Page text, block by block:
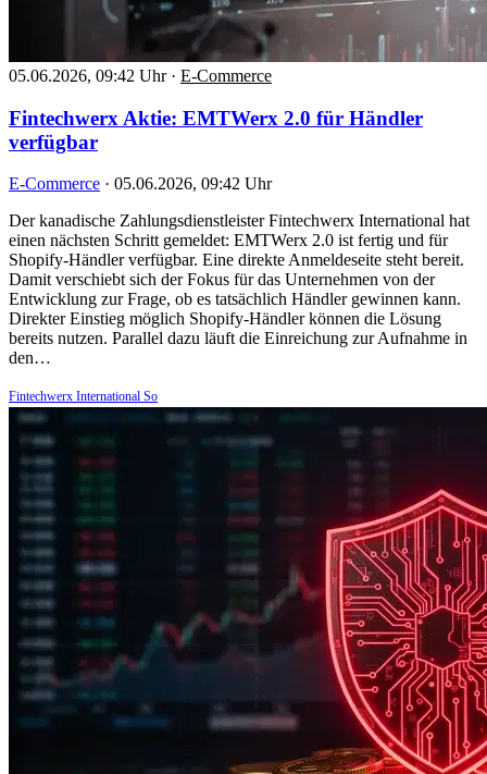
05.06.2026, 09:42 Uhr · E-Commerce
Fintechwerx Aktie: EMTWerx 2.0 für Händler
verfügbar
E-Commerce · 05.06.2026, 09:42 Uhr
Der kanadische Zahlungsdienstleister Fintechwerx International hat
einen nächsten Schritt gemeldet: EMTWerx 2.0 ist fertig und für
Shopify-Händler verfügbar. Eine direkte Anmeldeseite steht bereit.
Damit verschiebt sich der Fokus für das Unternehmen von der
Entwicklung zur Frage, ob es tatsächlich Händler gewinnen kann.
Direkter Einstieg möglich Shopify-Händler können die Lösung
bereits nutzen. Parallel dazu läuft die Einreichung zur Aufnahme in
den…
Fintechwerx International So